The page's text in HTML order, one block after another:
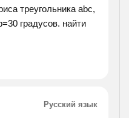
треугольника abc,
градусов. найти
Русский язык